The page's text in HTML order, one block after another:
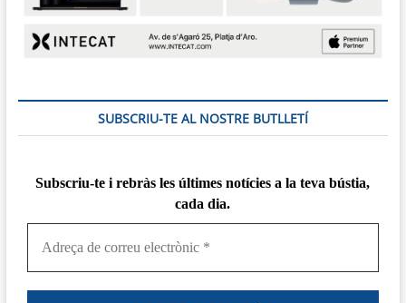
SUBSCRIU-TE AL NOSTRE BUTLLETÍ
Subscriu-te i rebràs lesúltimes notícies a la teva bústia,
cada dia.